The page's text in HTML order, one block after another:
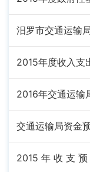
汨罗市交通运输
2015年度收入支
2016年交通运输
交通运输局资金
2015 年 收 支